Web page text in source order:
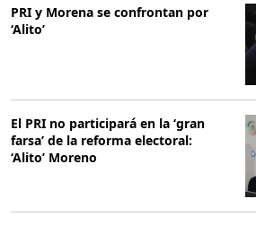
PRI y Morena se confrontan por
‘Alito’
El PRI no participará en la ‘gran
farsa’ de la reforma electoral:
‘Alito’ Moreno